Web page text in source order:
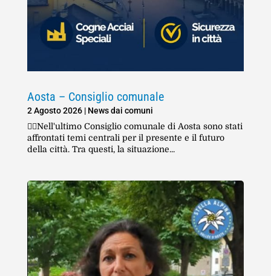
Aosta – Consiglio comunale
2 Agosto 2026| News dai comuni
👆🏻Nell'ultimo Consiglio comunale di Aosta sono stati
affrontati temi centrali per il presente e il futuro
della città. Tra questi, la situazione...